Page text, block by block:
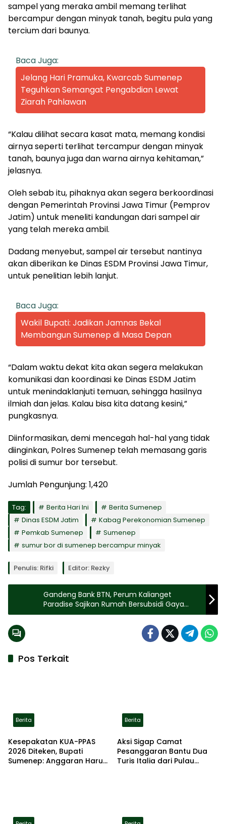
sampel yang meraka ambil memang terlihat
bercampur dengan minyak tanah, begitu pula yang
tercium dari baunya.
Baca Juga:
Jelang Hari Pramuka, Kwarcab Sumenep
Teguhkan Semangat Pengabdian Lewat
Ziarah Pahlawan
“Kalau dilihat secara kasat mata, memang kondisi
airnya seperti terlihat tercampur dengan minyak
tanah, baunya juga dan warna airnya kehitaman,”
jelasnya.
Oleh sebab itu, pihaknya akan segera berkoordinasi
dengan Pemerintah Provinsi Jawa Timur (Pemprov
Jatim) untuk meneliti kandungan dari sampel air
yang telah mereka ambil.
Dadang menyebut, sampel air tersebut nantinya
akan diberikan ke Dinas ESDM Provinsi Jawa Timur,
untuk penelitian lebih lanjut.
Baca Juga:
Wakil Bupati: Jadikan Jamnas Bekal
Membangun Sumenep di Masa Depan
“Dalam waktu dekat kita akan segera melakukan
komunikasi dan koordinasi ke Dinas ESDM Jatim
untuk menindaklanjuti temuan, sehingga hasilnya
ilmiah dan jelas. Kalau bisa kita datang kesini,”
pungkasnya.
Diinformasikan, demi mencegah hal-hal yang tidak
diinginkan, Polres Sumenep telah memasang garis
polisi di sumur bor tersebut.
Jumlah Pengunjung: 1,420
Tag: Berita Hari Ini
Berita Sumenep
Dinas ESDM Jatim
Kabag Perekonomian Sumenep
Pemkab Sumenep
Sumenep
sumur bor di sumenep bercampur minyak
Penulis: Rifki Editor: Rezky
Gandeng Bank BTN, Perum Kalianget
Paradise Sajikan Rumah Bersubsidi Gaya
Moderen
Pos Terkait
Berita
Kesepakatan KUA-PPAS
2026 Diteken, Bupati
Sumenep: Anggaran Harus
Berita
Aksi Sigap Camat
Pesanggaran Bantu Dua
Turis Italia dari Pulau